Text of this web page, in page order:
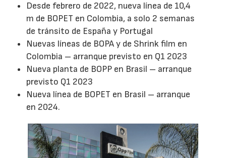
Desde febrero de 2022, nueva línea de 10,4
m de BOPET en Colombia, a solo 2 semanas
de tránsito de España y Portugal
Nuevas líneas de BOPA y de Shrink film en
Colombia – arranque previsto en Q1 2023
Nueva planta de BOPP en Brasil – arranque
previsto Q1 2023
Nueva línea de BOPET en Brasil – arranque
en 2024.